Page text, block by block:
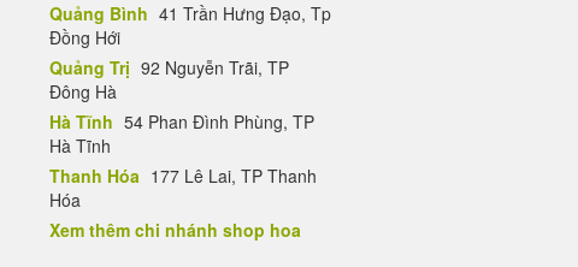
Quảng Bình 41 Trần Hưng Đạo, Tp
Đồng Hới
Quảng Trị 92 Nguyễn Trãi, TP
Đông Hà
Hà Tĩnh 54 Phan Đình Phùng, TP
Hà Tĩnh
Thanh Hóa 177 Lê Lai, TP Thanh
Hóa
Xem thêm chi nhánh shop hoa